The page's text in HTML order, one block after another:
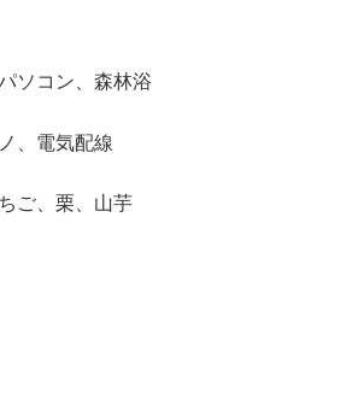
ソコン、森林浴
、電気配線
ご、栗、山芋